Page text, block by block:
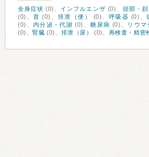
全身症状 (0)、 インフルエンザ (0)、 頭部・顔
(0)、首 (0)、 排泄（便） (0)、 呼吸器 (0)、
(0)、 内分泌・代謝 (0)、糖尿病 (0)、 リウマ
(0)、腎臓 (0)、 排泄（尿） (0)、 再検査・精密